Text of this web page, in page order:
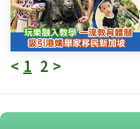
< 1 2 >